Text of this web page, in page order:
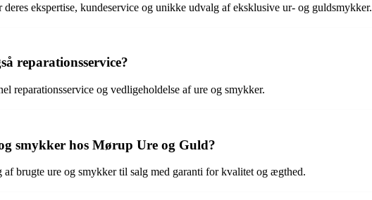
ekspertise, kundeservice og unikke udvalg af eksklusive ur- og guldsmykker.
reparationsservice?
reparationsservice og vedligeholdelse af ure og smykker.
smykker hos Mørup Ure og Guld?
brugte ure og smykker til salg med garanti for kvalitet og ægthed.